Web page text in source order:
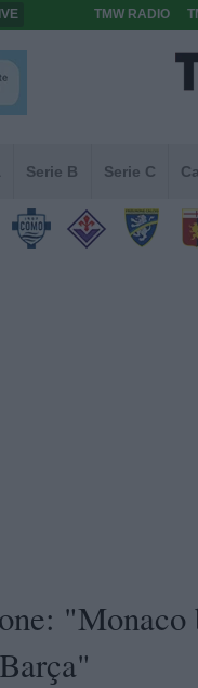
TMW RADIO
Serie B Serie C